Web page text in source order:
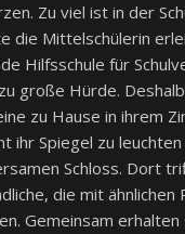
Zu viel ist in der
die Mittelschülerin
Hilfsschule für
große Hürde.
zu Hause in ihrem
ihr Spiegel zu
Schloss. Dort
die mit ähnlichen
Gemeinsam